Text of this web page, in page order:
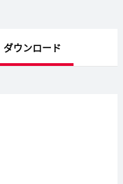
ダウンロード